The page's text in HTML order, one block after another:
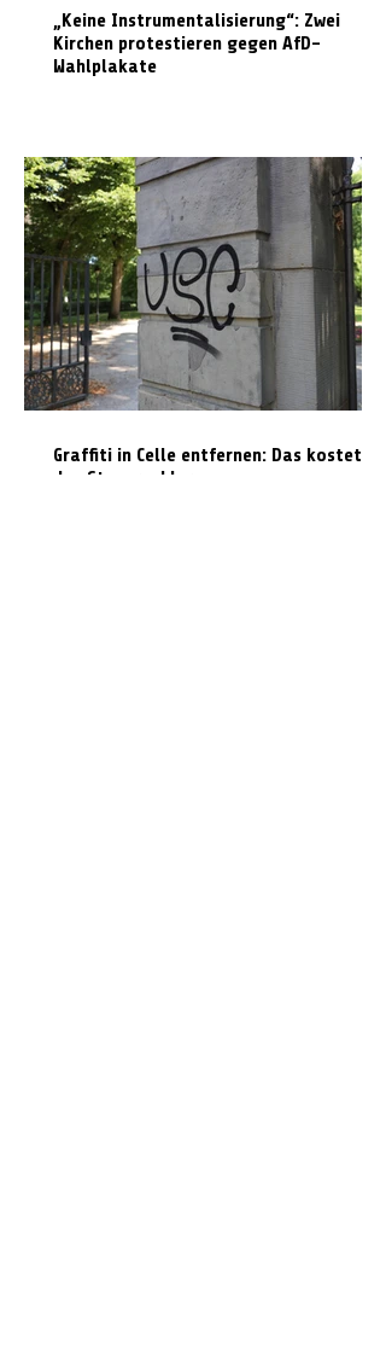
„Keine Instrumentalisierung“: Zwei
Kirchen protestieren gegen AfD-
Wahlplakate
Graffiti in Celle entfernen: Das kostet es
den Steuerzahler